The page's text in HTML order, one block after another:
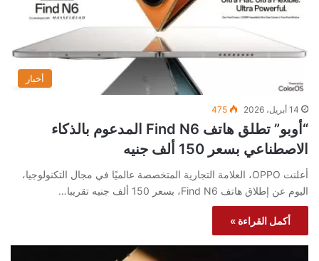
أخبار
14 أبريل، 2026 475
“أوبو” تطلق هاتف Find N6 المدعوم بالذكاء
الاصطناعي بسعر 150 ألف جنيه
أعلنت OPPO، العلامة التجارية المتخصصة عالميًا في مجال التكنولوجيا،
اليوم عن إطلاق هاتف Find N6، بسعر 150 ألف جنيه تقريبا…
أكمل القراءة »